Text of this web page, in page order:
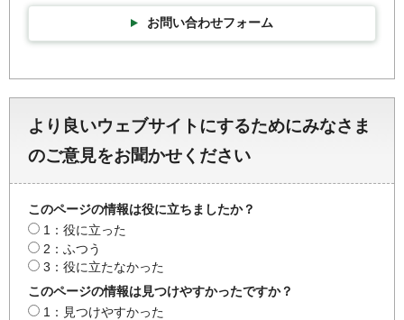
お問い合わせフォーム
より良いウェブサイトにするためにみなさま
のご意見をお聞かせください
このページの情報は役に立ちましたか？
1：役に立った
2：ふつう
3：役に立たなかった
このページの情報は見つけやすかったですか？
1：見つけやすかった